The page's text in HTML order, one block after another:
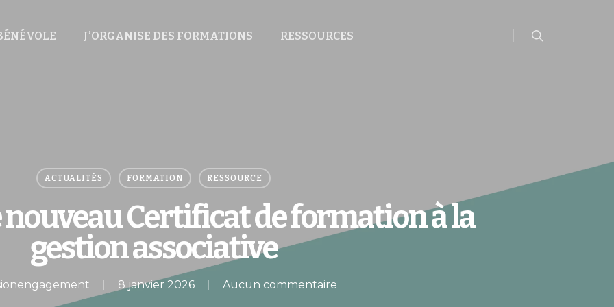
J’ORGANISE DES FORMATIONS RESSOURCES
ACTUALITÉS FORMATION RESSOURCE
nouveau Certificat de formation à la
gestion associative
8 janvier 2026 Aucun commentaire